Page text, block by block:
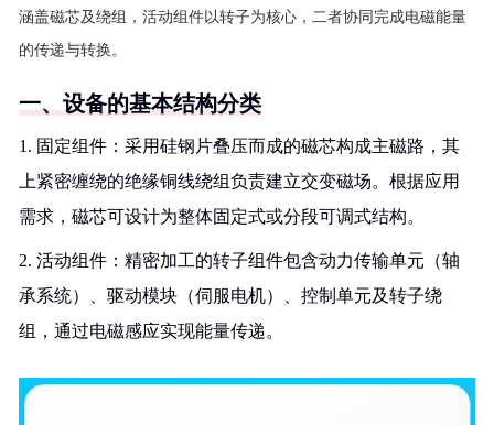
涵盖磁芯及绕组，活动组件以转子为核心，二者协同完成电磁能量
的传递与转换。
一、设备的基本结构分类
1. 固定组件：采用硅钢片叠压而成的磁芯构成主磁路，其
上紧密缠绕的绝缘铜线绕组负责建立交变磁场。根据应用
需求，磁芯可设计为整体固定式或分段可调式结构。
2. 活动组件：精密加工的转子组件包含动力传输单元（轴
承系统）、驱动模块（伺服电机）、控制单元及转子绕
组，通过电磁感应实现能量传递。